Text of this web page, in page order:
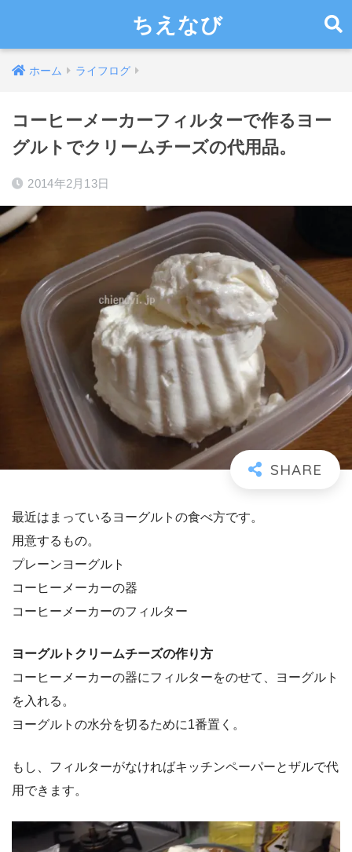
ちえなび
ホーム ライフログ
コーヒーメーカーフィルターで作るヨー
グルトでクリームチーズの代用品。
2014年2月13日
最近はまっているヨーグルトの食べ方です。
用意するもの。
プレーンヨーグルト
コーヒーメーカーの器
コーヒーメーカーのフィルター
ヨーグルトクリームチーズの作り方
コーヒーメーカーの器にフィルターをのせて、ヨーグルト
を入れる。
ヨーグルトの水分を切るために1番置く。
もし、フィルターがなければキッチンペーパーとザルで代
用できます。